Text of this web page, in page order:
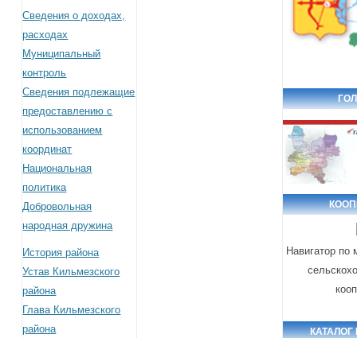
Сведения о доходах,
расходах
Муниципальный
контроль
Сведения подлежащие
предоставлению с
использованием
координат
Национальная
политика
Добровольная
народная дружина
История района
Устав Кильмезского
района
Глава Кильмезского
района
Навигатор по